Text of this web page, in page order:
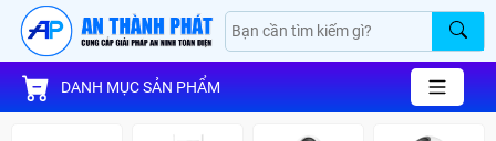
DANH MỤC SẢN PHẨM